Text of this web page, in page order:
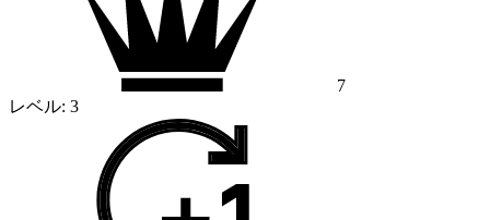
7
レベル: 3